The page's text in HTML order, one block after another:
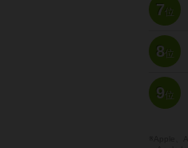
7位
8位
9位